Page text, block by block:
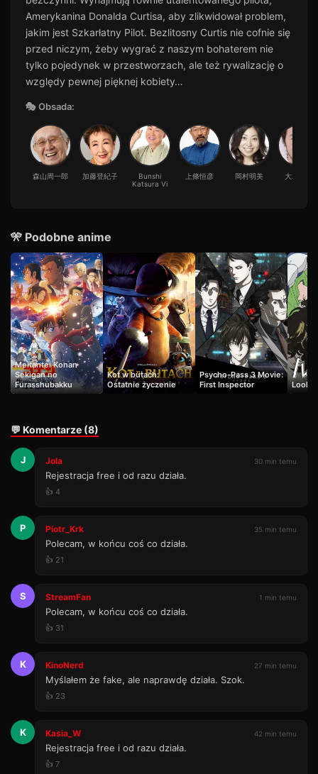
Amerykanina Donalda Curtisa, aby zlikwidował problem,
jakim jest Szkarłatny Pilot. Bezlitosny Curtis nie cofnie się
przed niczym, żeby wygrać z naszym bohaterem nie
tylko pojedynek w przestworzach, ale też rywalizację o
względy pewnej pięknej kobiety…
🎭 Obsada:
森山周一郎 加藤登紀子
Bunshi
Katsura Vi
上條恒彦 岡村明美 大塚明夫
🎌 Podobne anime
Meitantei Konan
Sekigan no
Furasshubakku
Kot w butach:
Ostatnie życzenie
Psycho-Pass 3 Movie:
First Inspector
Look
💬 Komentarze (8)
J Jola 30 min temu
Rejestracja free i od razu działa.
👍 4
P Piotr_Krk 35 min temu
Polecam, w końcu coś co działa.
👍 21
S StreamFan 1 min temu
Polecam, w końcu coś co działa.
👍 31
K KinoNerd 27 min temu
Myślałem że fake, ale naprawdę działa. Szok.
👍 23
K Kasia_W 42 min temu
Rejestracja free i od razu działa.
👍 7